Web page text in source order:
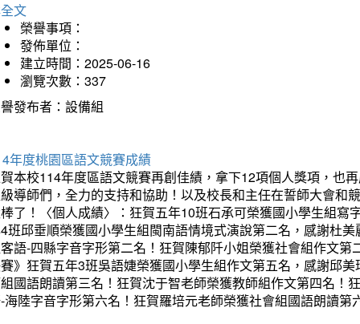
文
榮譽事項：
發佈單位：
建立時間：2025-06-16
瀏覽次數：337
發布者：設備組
年度桃園區語文競賽成績
本校114年度區語文競賽再創佳績，拿下12項個人獎項，也
導師們，全力的支持和協助！以及校長和主任在誓師大會和
了！〈個人成績〉：狂賀五年10班石承可榮獲國小學生組
班邱垂順榮獲國小學生組閩南語情境式演說第二名，感謝杜
語-四縣字音字形第二名！狂賀陳郁阡小姐榮獲社會組作文
》狂賀五年3班吳語婕榮獲國小學生組作文第五名，感謝邱
國語朗讀第三名！狂賀沈于智老師榮獲教師組作文第四名！
海陸字音字形第六名！狂賀羅培元老師榮獲社會組國語朗讀